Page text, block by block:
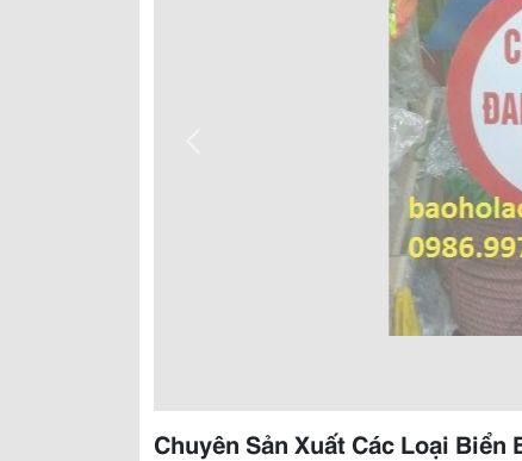
Chuyên Sản Xuất Các Loại Biển